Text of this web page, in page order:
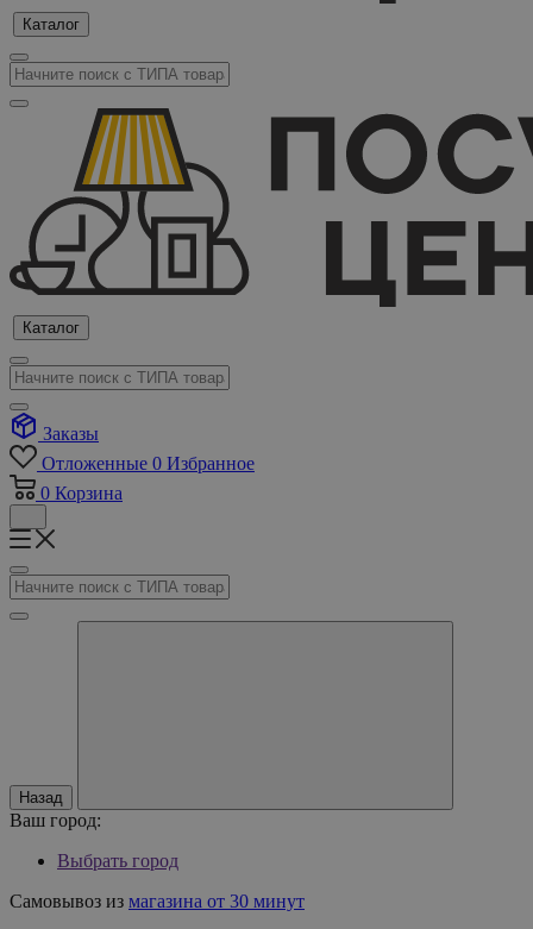
Каталог
Каталог
Заказы
Отложенные 0 Избранное
0 Корзина
Назад
Ваш город:
Выбрать город
Самовывоз из магазина от 30 минут